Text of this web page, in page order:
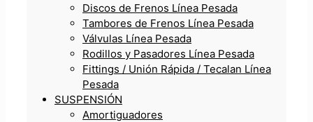
Discos de Frenos Línea Pesada
Tambores de Frenos Línea Pesada
Válvulas Línea Pesada
Rodillos y Pasadores Línea Pesada
Fittings / Unión Rápida / Tecalan Línea
Pesada
SUSPENSIÓN
Amortiguadores